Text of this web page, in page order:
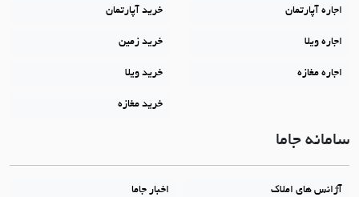
اجاره آپارتمان
اجاره ویلا
اجاره مغازه
خرید آپارتمان
خرید زمین
خرید ویلا
خرید مغازه
سامانه جاما
آژانس های املاک اخبار جاما